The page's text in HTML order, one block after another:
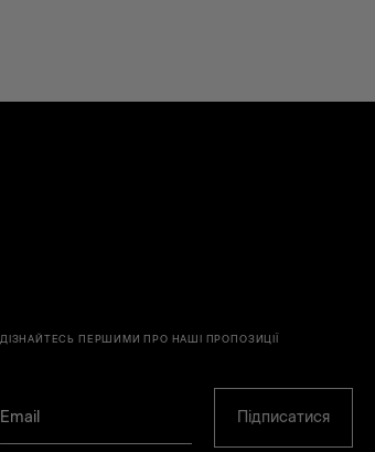
ДІЗНАЙТЕСЬ ПЕРШИМИ ПРО НАШІ ПРОПОЗИЦІЇ
Підписатися